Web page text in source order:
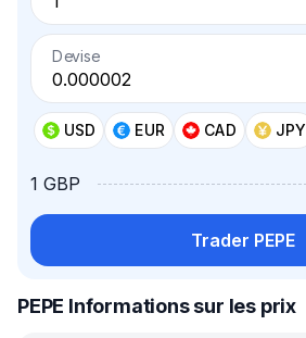
Devise
USD EUR CAD JPY
1 GBP
Trader PEPE
PEPE Informations sur les prix